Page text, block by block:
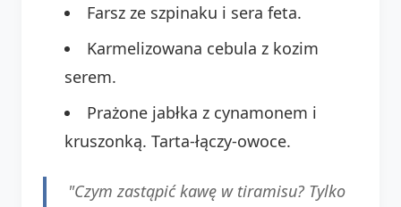
Farsz ze szpinaku i sera feta.
Karmelizowana cebula z kozim
serem.
Prażone jabłka z cynamonem i
kruszonką. Tarta-łączy-owoce.
"Czym zastąpić kawę w tiramisu? Tylko